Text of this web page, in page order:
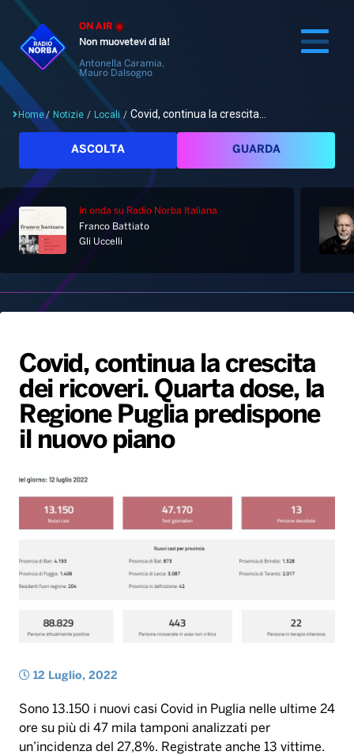
ON AIR
Non muovetevi di là!
Antonella Caramia,
Mauro Dalsogno
Cerca
Home
Palinsesto
Hit Dance
Giochi&Concorsi
PALATOUR
Notizie
Locali
Musica e Spettacolo
Sport
Leggerissime
Playlist
Generale
Novità
Notiziario
Interviste
Speciale Astrabilia 2026
Gallery
Radio Norba News TV
Voce al Bari
Gallery
Home/ Notizie / Locali / Covid, continua la crescita...
ASCOLTA GUARDA
In onda su Radio Norba Italiana
Franco Battiato
Gli Uccelli
Covid, continua la crescita
dei ricoveri. Quarta dose, la
Regione Puglia predispone
il nuovo piano
12 Luglio, 2022
Sono 13.150 i nuovi casi Covid in Puglia nelle ultime 24
ore su più di 47 mila tamponi analizzati per
un’incidenza del 27,8%. Registrate anche 13 vittime.